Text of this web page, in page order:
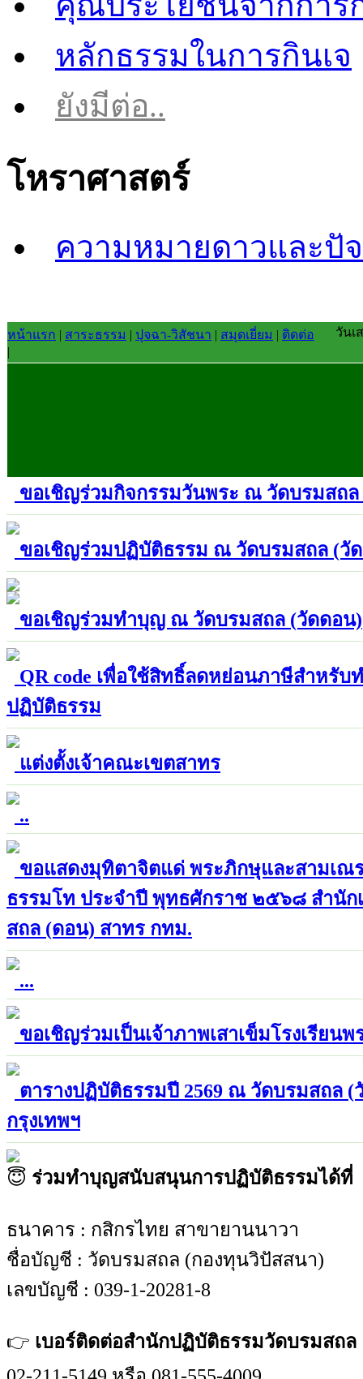
หลักธรรมในการกินเจ
ยังมีต่อ..
โหราศาสตร์
ความหมายดาวและปั
หน้าแรก | สาระธรรม | ปุจฉา-วิสัชนา | สมุดเยี่ยม | ติดต่อ
|
วันเ
ขอเชิญร่วมกิจกรรมวันพระ ณ วัดบรมสถ
ขอเชิญร่วมปฏิบัติธรรม ณ วัดบรมสถล (วั
ขอเชิญร่วมทำบุญ ณ วัดบรมสถล (วัดดอน)
QR code เพื่อใช้สิทธิ์ลดหย่อนภาษีสำหรับ
ปฏิบัติธรรม
แต่งตั้งเจ้าคณะเขตสาทร
..
ขอแสดงมุทิตาจิตแด่ พระภิกษุและสามเณ
ธรรมโท ประจำปี พุทธศักราช ๒๕๖๘ สำนัก
สถล (ดอน) สาทร กทม.
...
ขอเชิญร่วมเป็นเจ้าภาพเสาเข็มโรงเรียน
ตารางปฏิบัติธรรมปี 2569 ณ วัดบรมสถล (
กรุงเทพฯ
😇 ร่วมทำบุญสนับสนุนการปฏิบัติธรรมได้ที่
ธนาคาร : กสิกรไทย สาขายานนาวา
ชื่อบัญชี : วัดบรมสถล (กองทุนวิปัสสนา)
เลขบัญชี : 039-1-20281-8
👉 เบอร์ติดต่อสำนักปฏิบัติธรรมวัดบรมสถล